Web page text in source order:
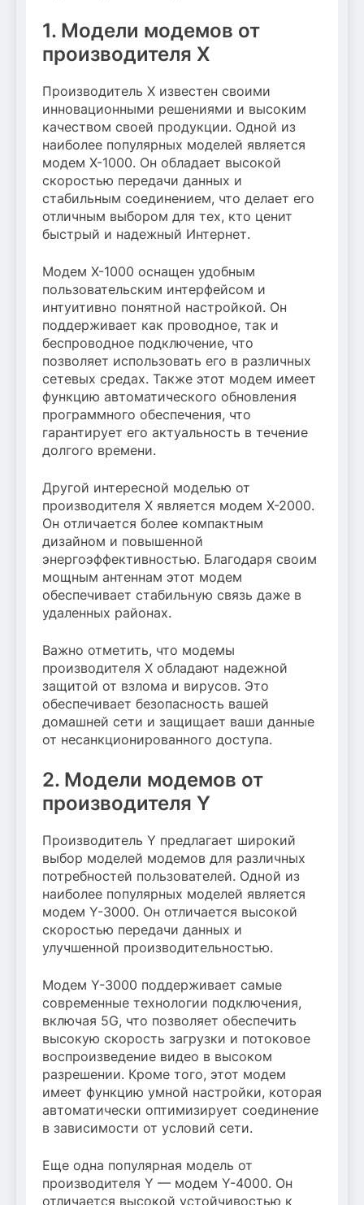
1. Модели модемов от
производителя X
Производитель X известен своими
инновационными решениями и высоким
качеством своей продукции. Одной из
наиболее популярных моделей является
модем X-1000. Он обладает высокой
скоростью передачи данных и
стабильным соединением, что делает его
отличным выбором для тех, кто ценит
быстрый и надежный Интернет.
Модем X-1000 оснащен удобным
пользовательским интерфейсом и
интуитивно понятной настройкой. Он
поддерживает как проводное, так и
беспроводное подключение, что
позволяет использовать его в различных
сетевых средах. Также этот модем имеет
функцию автоматического обновления
программного обеспечения, что
гарантирует его актуальность в течение
долгого времени.
Другой интересной моделью от
производителя X является модем X-2000.
Он отличается более компактным
дизайном и повышенной
энергоэффективностью. Благодаря своим
мощным антеннам этот модем
обеспечивает стабильную связь даже в
удаленных районах.
Важно отметить, что модемы
производителя X обладают надежной
защитой от взлома и вирусов. Это
обеспечивает безопасность вашей
домашней сети и защищает ваши данные
от несанкционированного доступа.
2. Модели модемов от
производителя Y
Производитель Y предлагает широкий
выбор моделей модемов для различных
потребностей пользователей. Одной из
наиболее популярных моделей является
модем Y-3000. Он отличается высокой
скоростью передачи данных и
улучшенной производительностью.
Модем Y-3000 поддерживает самые
современные технологии подключения,
включая 5G, что позволяет обеспечить
высокую скорость загрузки и потоковое
воспроизведение видео в высоком
разрешении. Кроме того, этот модем
имеет функцию умной настройки, которая
автоматически оптимизирует соединение
в зависимости от условий сети.
Еще одна популярная модель от
производителя Y — модем Y-4000. Он
отличается высокой устойчивостью к